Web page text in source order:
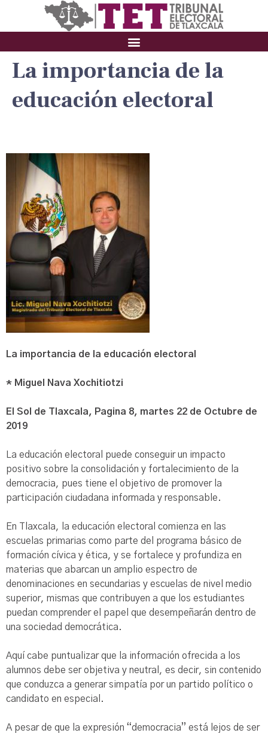
La importancia de la
educación electoral
La importancia de la educación electoral
* Miguel Nava Xochitiotzi
El Sol de Tlaxcala, Pagina 8, martes 22 de Octubre de
2019
La educación electoral puede conseguir un impacto
positivo sobre la consolidación y fortalecimiento de la
democracia, pues tiene el objetivo de promover la
participación ciudadana informada y responsable.
En Tlaxcala, la educación electoral comienza en las
escuelas primarias como parte del programa básico de
formación cívica y ética, y se fortalece y profundiza en
materias que abarcan un amplio espectro de
denominaciones en secundarias y escuelas de nivel medio
superior, mismas que contribuyen a que los estudiantes
puedan comprender el papel que desempeñarán dentro de
una sociedad democrática.
Aquí cabe puntualizar que la información ofrecida a los
alumnos debe ser objetiva y neutral, es decir, sin contenido
que conduzca a generar simpatía por un partido político o
candidato en especial.
A pesar de que la expresión “democracia” está lejos de ser